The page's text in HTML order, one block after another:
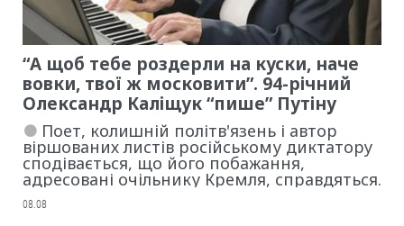
“А щоб тебе роздерли на куски, наче
вовки, твої ж московити”. 94-річний
Олександр Каліщук “пише” Путіну
Поет, колишній політв'язень і автор
віршованих листів російському диктатору
сподівається, що його побажання,
адресовані очільнику Кремля, справдяться.
08.08